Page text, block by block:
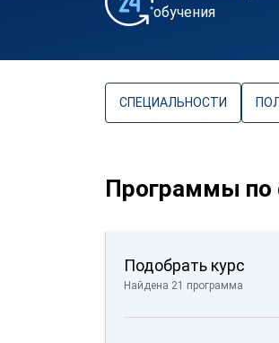
обучения
СПЕЦИАЛЬНОСТИ
Программы по
Подобрать курс
Найдена 21 программа